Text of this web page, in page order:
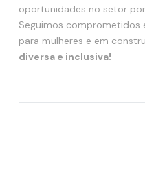
oportunidades no setor
Seguimos comprometidos
para mulheres e em
diversa e inclusiva!